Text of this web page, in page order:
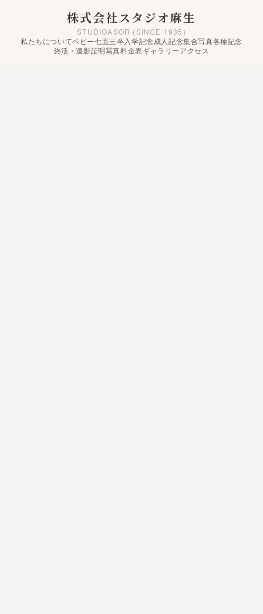
株式会社スタジオ麻生
STUDIOASOR (SINCE 1935)
私たちについてベビー七五三卒入学記念成人記念集合写真各種記念
終活・遺影証明写真料金表ギャラリーアクセス